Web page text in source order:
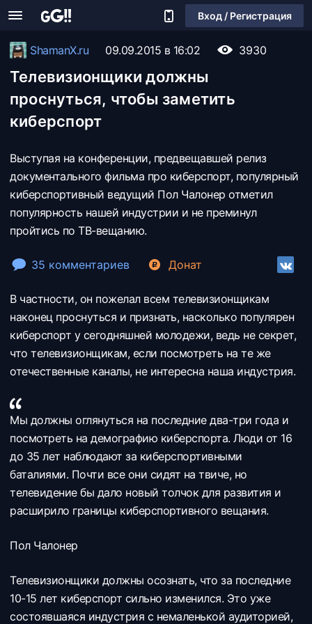
Вход / Регистрация
ShamanX.ru 09.09.2015 в 16:02 3930
Телевизионщики должны
проснуться, чтобы заметить
киберспорт
Выступая на конференции, предвещавшей релиз
документального фильма про киберспорт, популярный
киберспортивный ведущий Пол Чалонер отметил
популярность нашей индустрии и не преминул
пройтись по ТВ-вещанию.
35 комментариев Донат
В частности, он пожелал всем телевизионщикам
наконец проснуться и признать, насколько популярен
киберспорт у сегодняшней молодежи, ведь не секрет,
что телевизионщикам, если посмотреть на те же
отечественные каналы, не интересна наша индустрия.
Мы должны оглянуться на последние два-три года и
посмотреть на демографию киберспорта. Люди от 16
до 35 лет наблюдают за киберспортивными
баталиями. Почти все они сидят на твиче, но
телевидение бы дало новый толчок для развития и
расширило границы киберспортивного вещания.
Пол Чалонер
Телевизионщики должны осознать, что за последние
10-15 лет киберспорт сильно изменился. Это уже
состоявшаяся индустрия с немаленькой аудиторией,